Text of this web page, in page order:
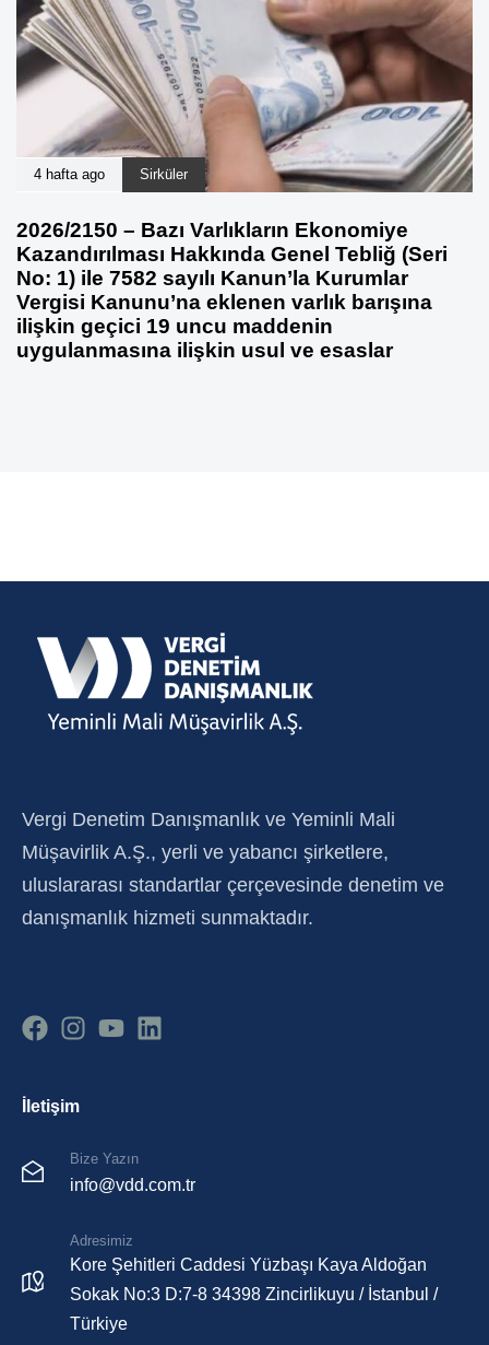
4 hafta ago Sirküler
2026/2150 – Bazı Varlıkların Ekonomiye
Kazandırılması Hakkında Genel Tebliğ (Seri
No: 1) ile 7582 sayılı Kanun’la Kurumlar
Vergisi Kanunu’na eklenen varlık barışına
ilişkin geçici 19 uncu maddenin
uygulanmasına ilişkin usul ve esaslar
Vergi Denetim Danışmanlık ve Yeminli Mali
Müşavirlik A.Ş., yerli ve yabancı şirketlere,
uluslararası standartlar çerçevesinde denetim ve
danışmanlık hizmeti sunmaktadır.
İletişim
Bize Yazın
info@vdd.com.tr
Adresimiz
Kore Şehitleri Caddesi Yüzbaşı Kaya Aldoğan
Sokak No:3 D:7-8 34398 Zincirlikuyu / İstanbul /
Türkiye